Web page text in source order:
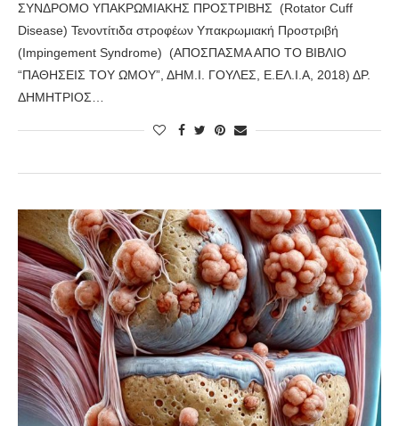
ΣΥΝΔΡΟΜΟ ΥΠΑΚΡΩΜΙΑΚΗΣ ΠΡΟΣΤΡΙΒΗΣ (Rotator Cuff
Disease) Τενοντίτιδα στροφέων Υπακρωμιακή Προστριβή
(Impinge­ment Syndrome) (ΑΠΟΣΠΑΣΜΑ ΑΠΟ ΤΟ ΒΙΒΛΙΟ
“ΠΑΘΗΣΕΙΣ ΤΟΥ ΩΜΟΥ”, ΔΗΜ.Ι. ΓΟΥΛΕΣ, Ε.ΕΛ.Ι.Α, 2018) ΔΡ.
ΔΗΜΗΤΡΙΟΣ…